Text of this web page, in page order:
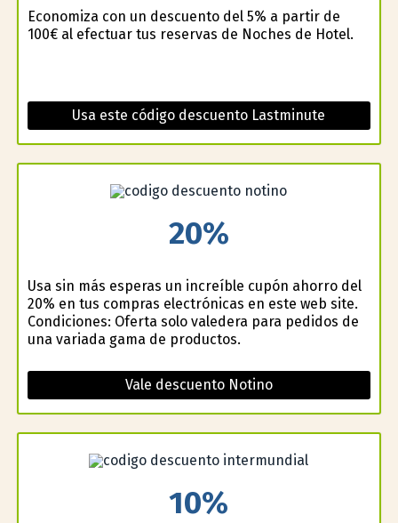
Economiza con un descuento del 5% a partir de
100€ al efectuar tus reservas de Noches de Hotel.
Usa este código descuento Lastminute
20%
Usa sin más esperas un increíble cupón ahorro del
20% en tus compras electrónicas en este web site.
Condiciones: Oferta solo valedera para pedidos de
una variada gama de productos.
Vale descuento Notino
10%